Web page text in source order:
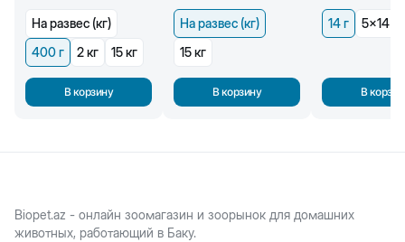
На развес (кг)
400 г
2 кг 15 кг
В корзину
На развес (кг)
15 кг
В корзину
14 г 5x14 г
В
Biopet.az - онлайн зоомагазин и зоорынок для домашних
животных, работающий в Баку.